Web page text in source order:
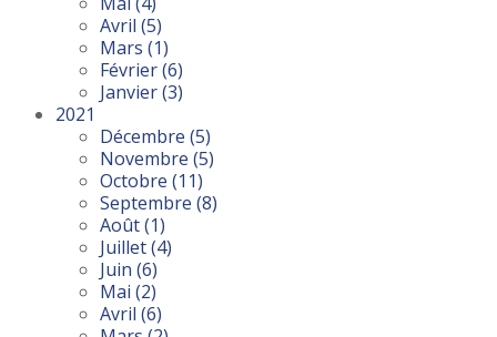
Avril (5)
Mars (1)
Février(6)
Janvier(3)
2021
Décembre (5)
Novembre (5)
Octobre (11)
Septembre (8)
Août(1)
Juillet(4)
Juin (6)
Mai (2)
Avril (6)